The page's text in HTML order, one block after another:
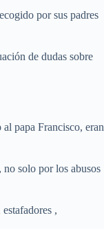
por sus padres
de dudas sobre
papa Francisco, eran
solo por los abusos
,